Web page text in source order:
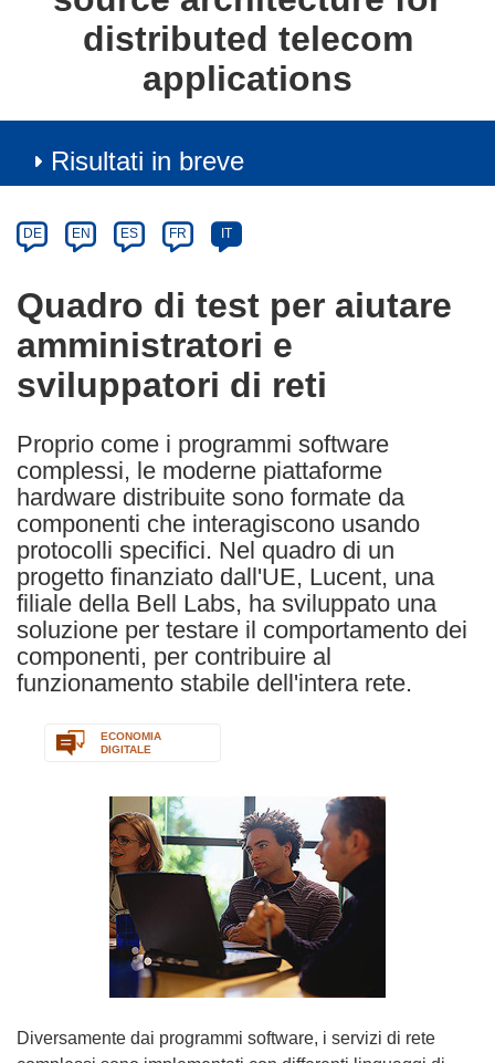
distributed telecom
applications
Risultati in breve
Category
Article
available
the
following
languages:
DE EN ES FR IT
Quadro di test per aiutare
amministratori e
sviluppatori di reti
Proprio come i programmi software
complessi, le moderne piattaforme
hardware distribuite sono formate da
componenti che interagiscono usando
protocolli specifici. Nel quadro di un
progetto finanziato dall'UE, Lucent, una
filiale della Bell Labs, ha sviluppato una
soluzione per testare il comportamento dei
componenti, per contribuire al
funzionamento stabile dell'intera rete.
ECONOMIA
DIGITALE
Diversamente dai programmi software, i servizi di rete